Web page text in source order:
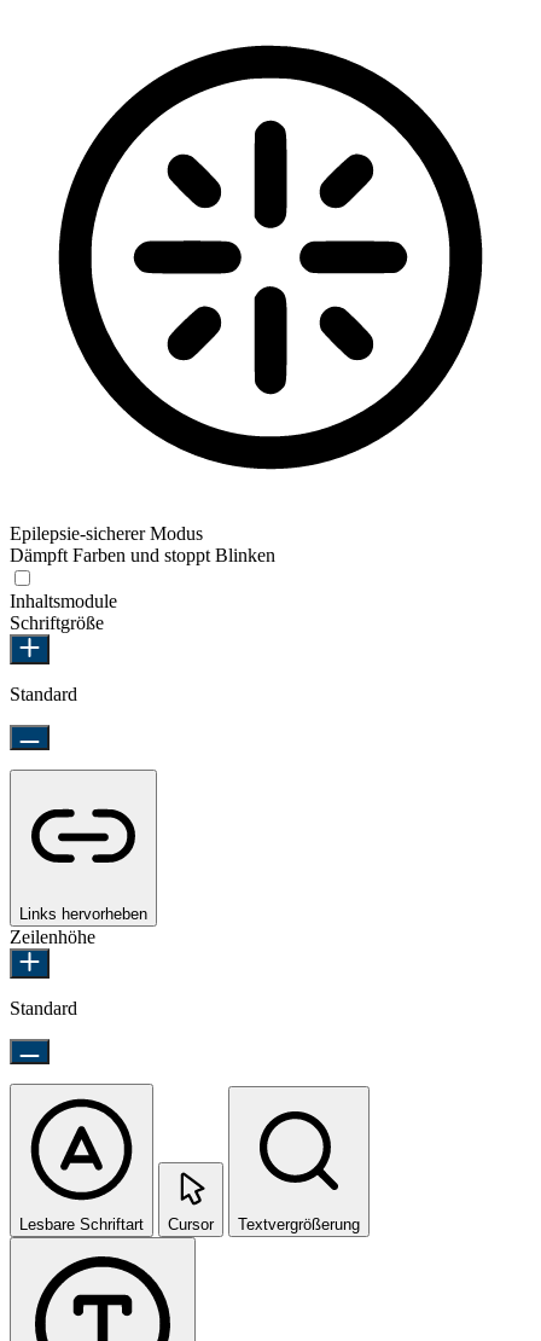
Epilepsie-sicherer Modus
Dämpft Farben und stoppt Blinken
Inhaltsmodule
Schriftgröße
Standard
Links hervorheben
Zeilenhöhe
Standard
Lesbare Schriftart Cursor Textvergrößerung